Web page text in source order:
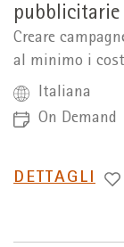
pubblicitarie
Creare
al minimo i
Italiana
On Demand
PASSA
DETTAGLI